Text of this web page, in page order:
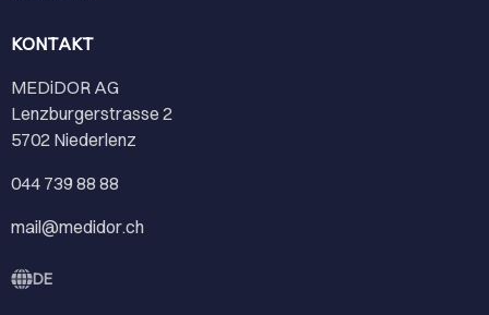
KONTAKT
MEDiDOR AG
Lenzburgerstrasse 2
5702 Niederlenz
044 739 88 88
mail@medidor.ch
DE